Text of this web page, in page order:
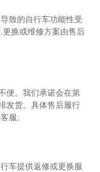
致的自行车功能性受
换或维修方案由售后
便。我们承诺会在第
发货。具体售后履行
服;
车提供返修或更换服